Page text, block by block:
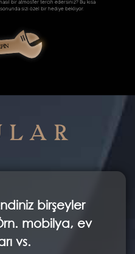
bir atmosfer tercih edersiniz? Bu kısa
sizi özel bir hediye bekliyor.
birşeyler
mobilya, ev
vs.